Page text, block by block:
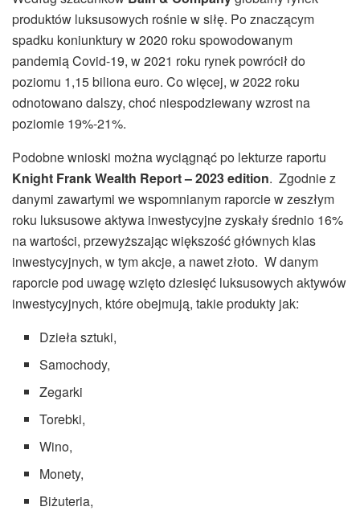
produktów luksusowych rośnie w siłę. Po znaczącym
spadku koniunktury w 2020 roku spowodowanym
pandemią Covid-19, w 2021 roku rynek powrócił do
poziomu 1,15 biliona euro. Co więcej, w 2022 roku
odnotowano dalszy, choć niespodziewany wzrost na
poziomie 19%-21%.
Podobne wnioski można wyciągnąć po lekturze raportu
Knight Frank Wealth Report – 2023 edition. Zgodnie z
danymi zawartymi we wspomnianym raporcie w zeszłym
roku luksusowe aktywa inwestycyjne zyskały średnio 16%
na wartości, przewyższając większość głównych klas
inwestycyjnych, w tym akcje, a nawet złoto. W danym
raporcie pod uwagę wzięto dziesięć luksusowych aktywów
inwestycyjnych, które obejmują, takie produkty jak:
Dzieła sztuki,
Samochody,
Zegarki
Torebki,
Wino,
Monety,
Biżuteria,